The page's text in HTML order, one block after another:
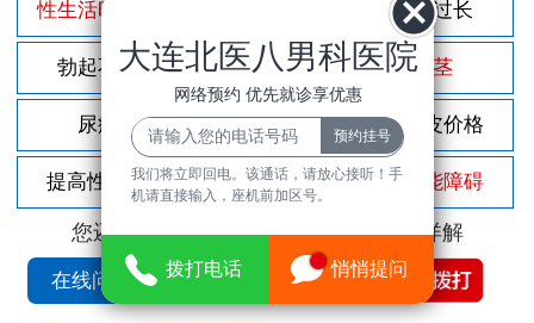
性生活时间短 包皮过长
勃起不坚 尿频尿急 包茎
尿痛 前列腺炎 割包皮价格
提高性功能 龟头敏感 性功能障碍
您还可以拨打免费咨询电话立即为您详解
在线问诊
大连北医八男科医院
网络预约 优先就诊享优惠
我们将立即回电。该通话，请放心接听！手
机请直接输入，座机前加区号。
拨打电话 悄悄提问